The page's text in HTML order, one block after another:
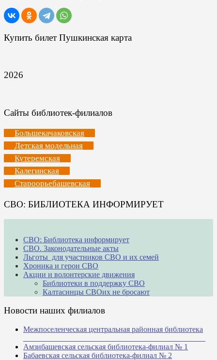
Купить билет Пушкинская карта
2026
Сайты библиотек-филиалов
Большекачаковская
Детская модельная
Кутеремская
Калегинская
Староорьебашевская
СВО: БИБЛИОТЕКА ИНФОРМИРУЕТ
СВО: Библиотека информирует
СВО. Законодательные акты
Льготы для участников СВО и их семей
Хроника и герои СВО
Акции и волонтерские движения
Библиотеки в поддержку СВО
Калтасинцы СВОих не бросают
Новости наших филиалов
Межпоселенческая центральная районная библиотека
Амзибашевская сельская библиотека-филиал № 1
Бабаевская сельская библиотека-филиал № 2